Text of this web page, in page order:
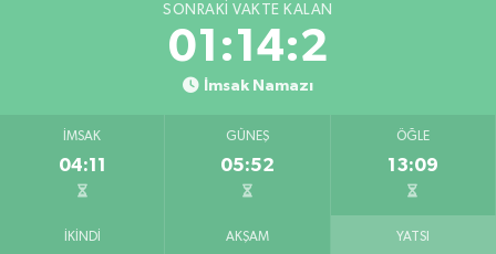
SONRAKI VAKTE KALAN
01:14:2
İmsak Namazı
İMSAK
04:11
GÜNEŞ
05:52
ÖĞLE
13:09
İKINDI AKŞAM YATSI